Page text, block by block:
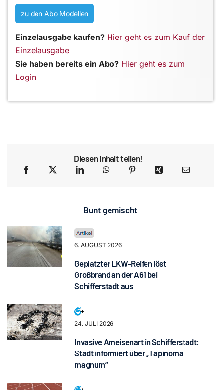
zu den Abo Modellen
Einzelausgabe kaufen? Hier geht es zum Kauf der
Einzelausgabe
Sie haben bereits ein Abo? Hier geht es zum
Login
Diesen Inhalt teilen!
Bunt gemischt
6. AUGUST 2026
Geplatzter LKW-Reifen löst
Großbrand an der A61 bei
Schifferstadt aus
24. JULI 2026
Invasive Ameisenart in Schifferstadt:
Stadt informiert über „Tapinoma
magnum“